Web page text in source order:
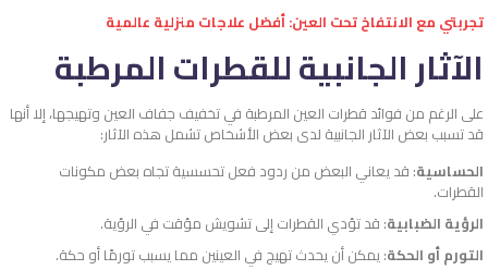
تجربتي مع الانتفاخ تحت العين: أفضل علاجات منزلية عالمية
الآثار الجانبية للقطرات المرطبة
على الرغم من فوائد قطرات العين المرطبة في تخفيف جفاف العين وتهيجها، إلا أنها
قد تسبب بعض الآثار الجانبية لدى بعض الأشخاص تشمل هذه الآثار:
الحساسية: قد يعاني البعض من ردود فعل تحسسية تجاه بعض مكونات
القطرات.
الرؤية الضبابية: قد تؤدي القطرات إلى تشويش مؤقت في الرؤية.
التورم أو الحكة: يمكن أن يحدث تهيج في العينين مما يسبب تورمًا أو حكة.